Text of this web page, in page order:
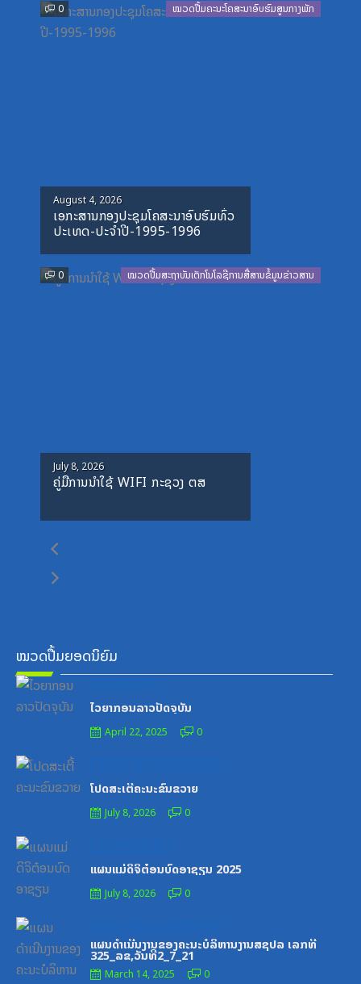
0 ໝວດປື້ມຄະນະໂຄສະນາອົບຮົມສູນກາງພັກ
Posted
on
August 4, 2026
ເອກະສານກອງປະຊຸມໂຄສະນາອົບຮົມທົ່ວ
ປະເທດ-ປະຈໍາປີ-1995-1996
0 ໝວດປື້ມສະຖາບັນເຕັກໂນໂລຊີການສື່ສານຂໍ້ມູນຂ່າວສານ
Posted
on
July 8, 2026
ຄູ່ມືການນຳໃຊ້ WIFI ກະຊວງ ຕສ
ໝວດປື້ມຍອດນິຍົມ
ໄວຍາກອນລາວປັດຈຸບັນ
April 22, 2025 0
ໂປດສະເຕີ້ຄະນະຂົນຂວາຍ
July 8, 2026 0
ແຜນແມ່ດິຈິຕ໋ອນບົດອາຊຽນ 2025
July 8, 2026 0
ແຜນດຳເນີນງານຂອງຄະນະບໍລິຫານງານສຊປລ ເລກທີ
325_ລຂ,ວັນທີ2_7_21
on
March 14, 2025 0